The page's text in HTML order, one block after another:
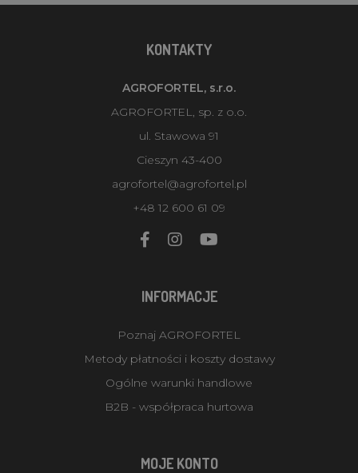
KONTAKTY
AGROFORTEL, s.r.o.
AGROFORTEL, sp. z o.o.
ul. Stawowa 91
Cieszyn 43-400
agrofortel@agrofortel.pl
+48 12 600 61 09
INFORMACJE
Poznaj AGROFORTEL
Metody płatności i koszty dostawy
Ogólne warunki handlowe
B2B - współpraca hurtowa
MOJE KONTO